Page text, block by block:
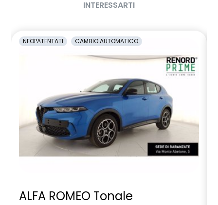
INTERESSARTI
NEOPATENTATI CAMBIO AUTOMATICO
ALFA ROMEO Tonale